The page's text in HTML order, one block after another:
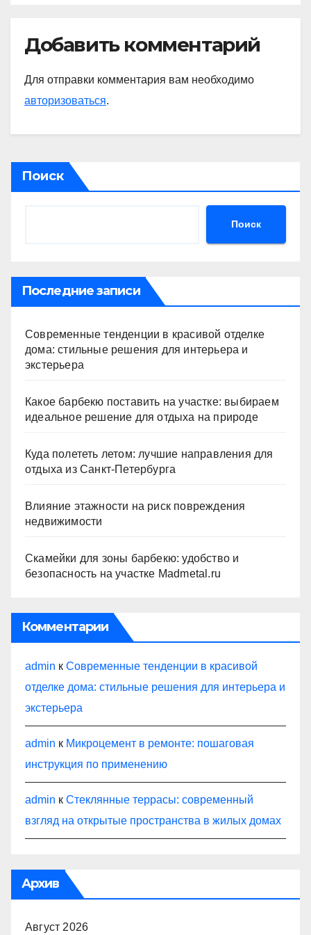
Добавить комментарий
Для отправки комментария вам необходимо
авторизоваться.
Поиск
Поиск
Последние записи
Современные тенденции в красивой отделке
дома: стильные решения для интерьера и
экстерьера
Какое барбекю поставить на участке: выбираем
идеальное решение для отдыха на природе
Куда полететь летом: лучшие направления для
отдыха из Санкт-Петербурга
Влияние этажности на риск повреждения
недвижимости
Скамейки для зоны барбекю: удобство и
безопасность на участке Madmetal.ru
Комментарии
admin к Современные тенденции в красивой
отделке дома: стильные решения для интерьера и
экстерьера
admin к Микроцемент в ремонте: пошаговая
инструкция по применению
admin к Стеклянные террасы: современный
взгляд на открытые пространства в жилых домах
Архив
Август 2026